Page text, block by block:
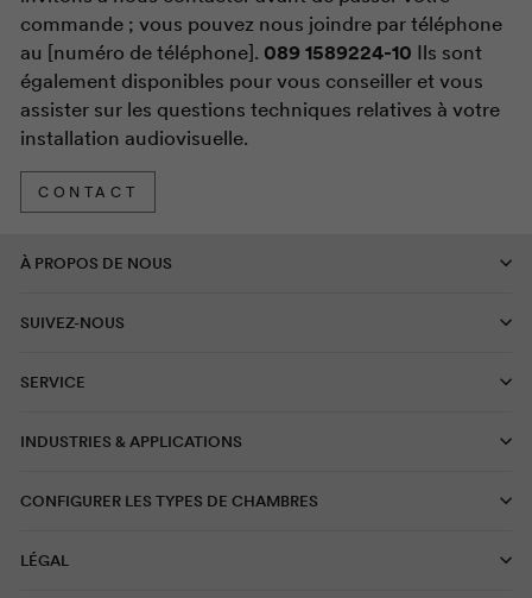
commande ; vous pouvez nous joindre par téléphone
au [numéro de téléphone]. 089 1589224-10 Ils sont
également disponibles pour vous conseiller et vous
assister sur les questions techniques relatives à votre
installation audiovisuelle.
CONTACT
À PROPOS DE NOUS
SUIVEZ-NOUS
SERVICE
INDUSTRIES & APPLICATIONS
CONFIGURER LES TYPES DE CHAMBRES
LÉGAL